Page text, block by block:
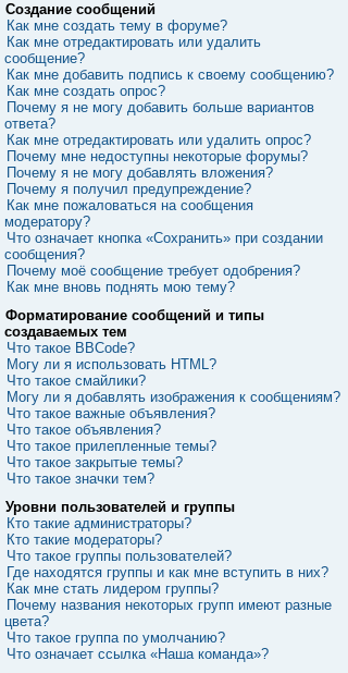
Создание сообщений
Как мне создать тему в форуме?
Как мне отредактировать или удалить
сообщение?
Как мне добавить подпись к своему сообщению?
Как мне создать опрос?
Почему я не могу добавить больше вариантов
ответа?
Как мне отредактировать или удалить опрос?
Почему мне недоступны некоторые форумы?
Почему я не могу добавлять вложения?
Почему я получил предупреждение?
Как мне пожаловаться на сообщения
модератору?
Что означает кнопка «Сохранить» при создании
сообщения?
Почему моё сообщение требует одобрения?
Как мне вновь поднять мою тему?
Форматирование сообщений и типы
создаваемых тем
Что такое BBCode?
Могу ли я использовать HTML?
Что такое смайлики?
Могу ли я добавлять изображения к сообщениям?
Что такое важные объявления?
Что такое объявления?
Что такое прилепленные темы?
Что такое закрытые темы?
Что такое значки тем?
Уровни пользователей и группы
Кто такие администраторы?
Кто такие модераторы?
Что такое группы пользователей?
Где находятся группы и как мне вступить в них?
Как мне стать лидером группы?
Почему названия некоторых групп имеют разные
цвета?
Что такое группа по умолчанию?
Что означает ссылка «Наша команда»?